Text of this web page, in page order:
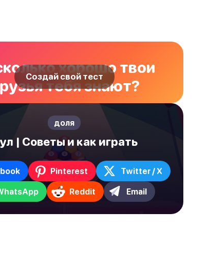
хорошо твои
тебя знают?
Создай свой тест
доля
| Советы и как играть
Pinterest Twitter / X
Reddit Email